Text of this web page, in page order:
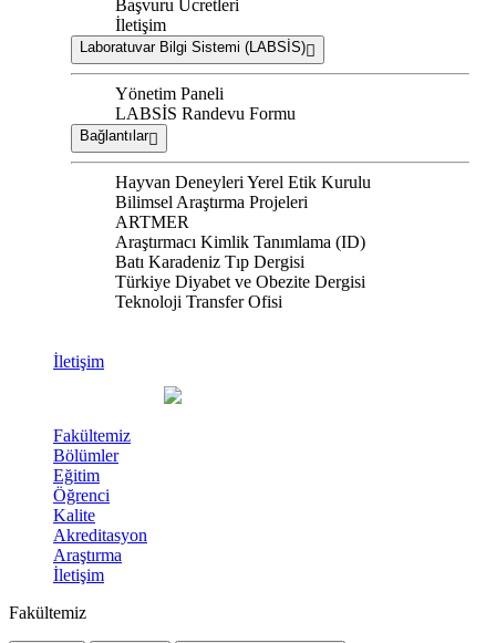
Başvuru Ücretleri
İletişim
Laboratuvar Bilgi Sistemi (LABSİS)
Yönetim Paneli
LABSİS Randevu Formu
Bağlantılar
Hayvan Deneyleri Yerel Etik Kurulu
Bilimsel Araştırma Projeleri
ARTMER
Araştırmacı Kimlik Tanımlama (ID)
Batı Karadeniz Tıp Dergisi
Türkiye Diyabet ve Obezite Dergisi
Teknoloji Transfer Ofisi
İletişim
Fakültemiz
Bölümler
Eğitim
Öğrenci
Kalite
Akreditasyon
Araştırma
İletişim
Fakültemiz